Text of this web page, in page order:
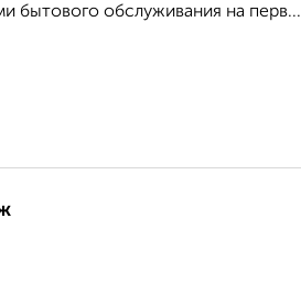
бытового обслуживания на перв...